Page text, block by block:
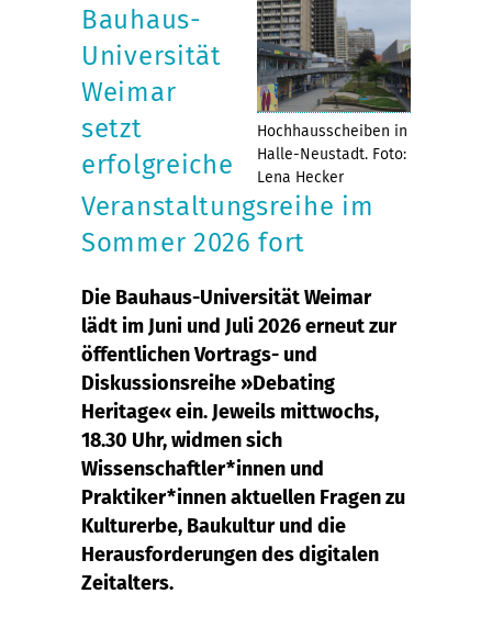
Hochhausscheiben in
Halle-Neustadt. Foto:
Lena Hecker
Bauhaus-
Universität
Weimar
setzt
erfolgreiche
Veranstaltungsreihe im
Sommer 2026 fort
Die Bauhaus-Universität Weimar
lädt im Juni und Juli 2026 erneut zur
öffentlichen Vortrags- und
Diskussionsreihe »Debating
Heritage« ein. Jeweils mittwochs,
18.30 Uhr, widmen sich
Wissenschaftler*innen und
Praktiker*innen aktuellen Fragen zu
Kulturerbe, Baukultur und die
Herausforderungen des digitalen
Zeitalters.